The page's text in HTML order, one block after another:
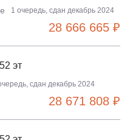
1 очередь, сдан декабрь 2024
28 666 665 ₽
эт
сдан декабрь 2024
28 671 808 ₽